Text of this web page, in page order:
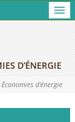
D’ÉNERGIE
d’énergie